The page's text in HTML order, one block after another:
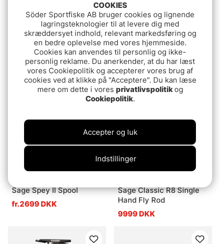
Sage Arrow Single Hand
Fly Rod
6999 DKK
Sage ESN Fly reel
Stealth
4499 DKK
Sage Spey II Spool
fr.2699 DKK
Sage Classic R8 Single
Hand Fly Rod
9999 DKK
COOKIES
Söder Sportfiske AB bruger cookies og lignende
lagringsteknologier til at levere dig med
skræddersyet indhold, relevant markedsføring og
en bedre oplevelse med vores hjemmeside.
Cookies kan anvendes til personlig og ikke-
personlig reklame. Du anerkender, at du har læst
vores Cookiepolitik og accepterer vores brug af
cookies ved at klikke på "Acceptere". Du kan læse
mere om dette i vores privatlivspolitikog
Cookiepolitik.
Indstillinger
Accepter og luk